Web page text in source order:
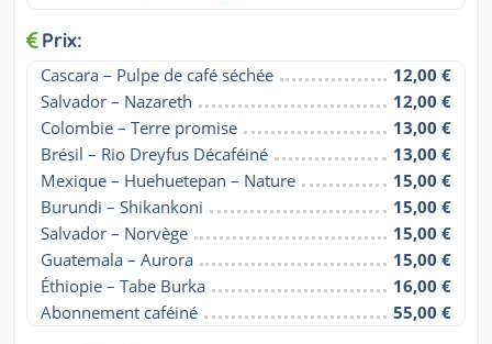
Prix:
Cascara – Pulpe de café séchée
12,00 €
Salvador – Nazareth
12,00 €
Colombie – Terre promise
13,00 €
Brésil – Rio Dreyfus Décaféiné
13,00 €
Mexique – Huehuetepan – Nature
15,00 €
Burundi – Shikankoni
15,00 €
Salvador – Norvège
15,00 €
Guatemala – Aurora
15,00 €
Éthiopie – Tabe Burka
16,00 €
Abonnement caféiné
55,00 €